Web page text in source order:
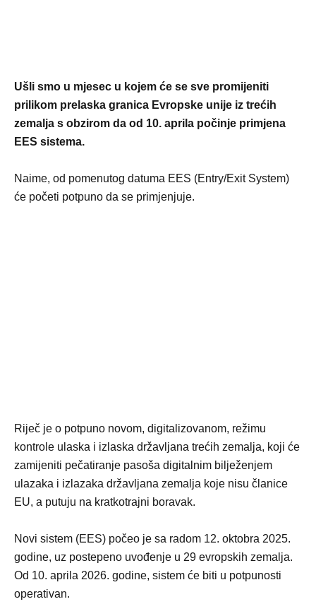
Ušli smo u mjesec u kojem će se sve promijeniti
prilikom prelaska granica Evropske unije iz trećih
zemalja s obzirom da od 10. aprila počinje primjena
EES sistema.
Naime, od pomenutog datuma EES (Entry/Exit System)
će početi potpuno da se primjenjuje.
Riječ je o potpuno novom, digitalizovanom, režimu
kontrole ulaska i izlaska državljana trećih zemalja, koji će
zamijeniti pečatiranje pasoša digitalnim bilježenjem
ulazaka i izlazaka državljana zemalja koje nisu članice
EU, a putuju na kratkotrajni boravak.
Novi sistem (EES) počeo je sa radom 12. oktobra 2025.
godine, uz postepeno uvođenje u 29 evropskih zemalja.
Od 10. aprila 2026. godine, sistem će biti u potpunosti
operativan.